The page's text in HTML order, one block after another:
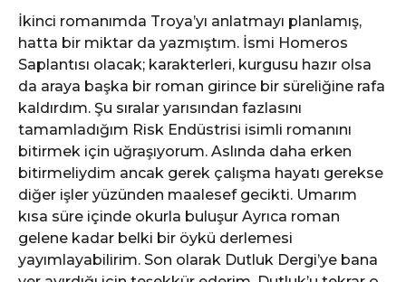
İkinci romanımda Troya’yı anlatmayı planlamış,
hatta bir miktar da yazmıştım. İsmi Homeros
Saplantısı olacak; karakterleri, kurgusu hazır olsa
da araya başka bir roman girince bir süreliğine rafa
kaldırdım. Şu sıralar yarısından fazlasını
tamamladığım Risk Endüstrisi isimli romanını
bitirmek için uğraşıyorum. Aslında daha erken
bitirmeliydim ancak gerek çalışma hayatı gerekse
diğer işler yüzünden maalesef gecikti. Umarım
kısa süre içinde okurla buluşur Ayrıca roman
gelene kadar belki bir öykü derlemesi
yayımlayabilirim. Son olarak Dutluk Dergi’ye bana